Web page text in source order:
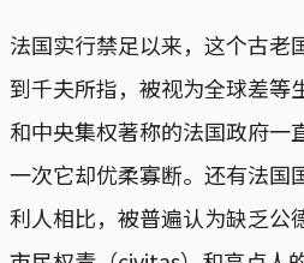
法国实行禁足以来，这个古老
到千夫所指，被视为全球差等
和中央集权著称的法国政府一
一次它却优柔寡断。还有法国
利人相比，被普遍认为缺乏公